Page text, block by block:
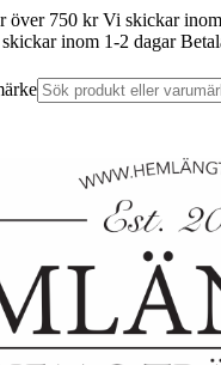
över 750 kr Vi skickar
inom 1-2 dagar